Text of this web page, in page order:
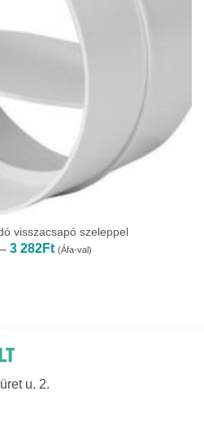
visszacsapó szeleppel
– 3 282FtÁrtartomány:
1
(Áfa-val)
u. 2.